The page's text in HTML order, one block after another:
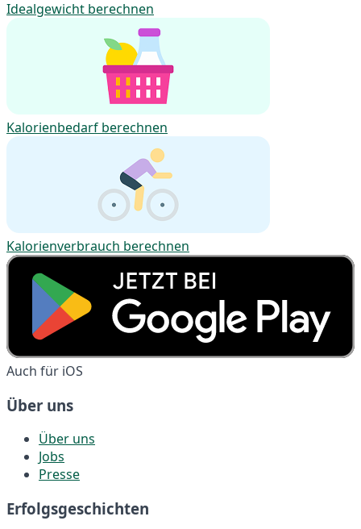
Idealgewicht berechnen
Kalorienbedarf berechnen
Kalorienverbrauch berechnen
Auch für iOS
Über uns
Über uns
Jobs
Presse
Erfolgsgeschichten